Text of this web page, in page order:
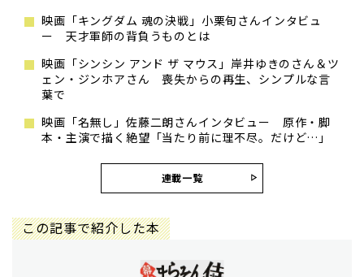
映画「キングダム 魂の決戦」小栗旬さんインタビュ
ー 天才軍師の背負うものとは
映画「シンシン アンド ザ マウス」岸井ゆきのさん＆ツ
ェン・ジンホアさん 喪失からの再生、シンプルな言
葉で
映画「名無し」佐藤二朗さんインタビュー 原作・脚
本・主演で描く絶望「当たり前に理不尽。だけど…」
連載一覧
この記事で紹介した本